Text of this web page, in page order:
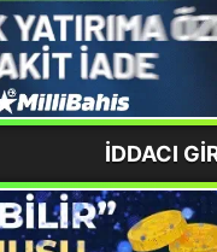
İDDACI